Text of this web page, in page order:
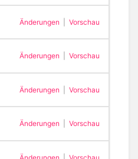
Änderungen Vorschau
Änderungen Vorschau
Änderungen Vorschau
Änderungen Vorschau